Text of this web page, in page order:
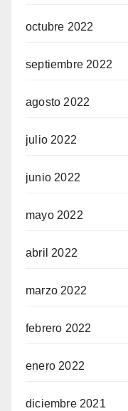
octubre 2022
septiembre 2022
agosto 2022
julio 2022
junio 2022
mayo 2022
abril 2022
marzo 2022
febrero 2022
enero 2022
diciembre 2021